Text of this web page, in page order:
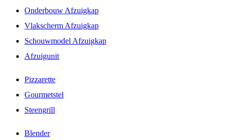
Onderbouw Afzuigkap
Vlakscherm Afzuigkap
Schouwmodel Afzuigkap
Afzuigunit
Pizzarette
Gourmetstel
Steengrill
Blender